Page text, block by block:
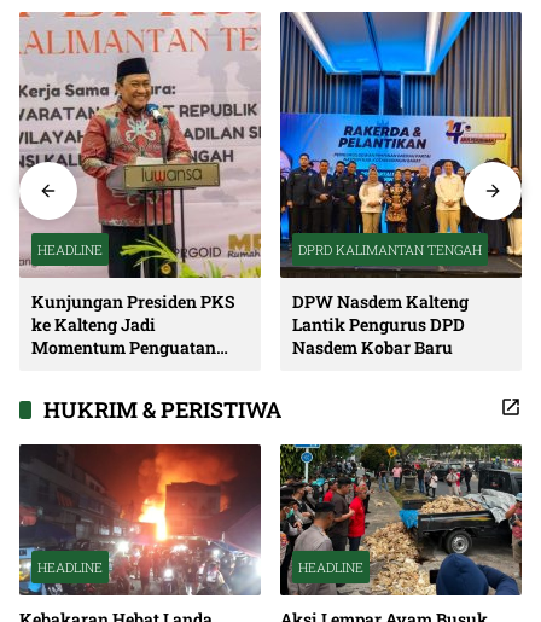
HEADLINE
Kunjungan Presiden PKS
ke Kalteng Jadi
Momentum Penguatan
DPRD KALIMANTAN TENGAH
DPW Nasdem Kalteng
Lantik Pengurus DPD
Nasdem Kobar Baru
HUKRIM & PERISTIWA
HEADLINE HEADLINE